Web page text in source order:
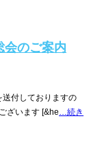
会のご案内
付しておりますの
ざいます [&he…続き